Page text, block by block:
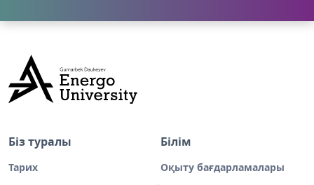
Біз туралы
Тарих
Білім
Оқыту бағдарламалары